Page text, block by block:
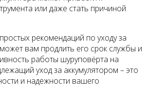
или даже стать причиной
рекомендаций по уходу за
вам продлить его срок службы и
работы шуруповёрта на
уход за аккумулятором – это
и надежности вашего